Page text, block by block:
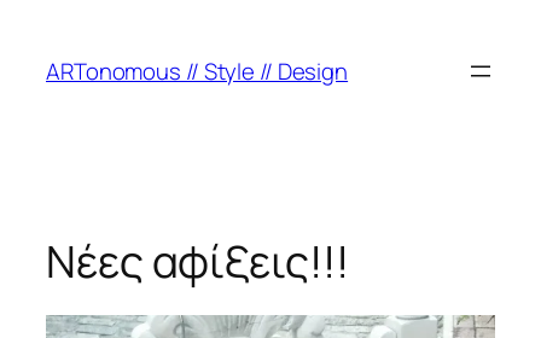
ARTonomous // Style // Design
Νέες αφίξεις!!!